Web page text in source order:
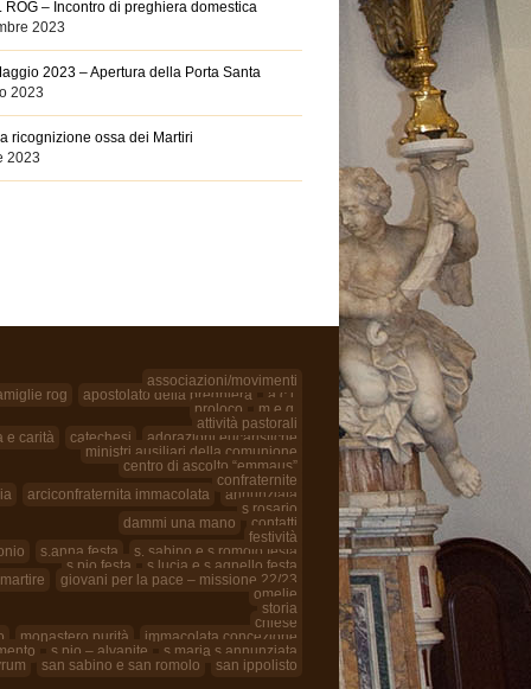
ROG – Incontro di preghiera domestica
2023
2023 – Apertura della Porta Santa
2023
ricognizione ossa dei Martiri
2023
associazioni/movimenti
a.c.i.
apostolato della preghiera
rog
m.e.g.
proloco
attività pastorali
adorazioni eucaristiche
catechesi
e carità
ministri ausiliari della comunione
centro di ascolto “emmaus”
confraternite
annunziata
arciconfraternita immacolata
s.rosario
contatti
dammi una mano
festività
s. sabino e s.romolo festa
s.anna festa
s.lucia e s.agnello festa
s.pio festa
giovani per la pace – missione 22/23
omelie
storia
chiese
immacolata concezione
monastero purità
s.maria s.annunziata
s.pio – alvanite
san ippolisto
san sabino e san romolo